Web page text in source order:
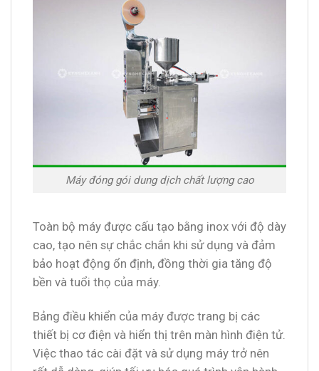
Máy đóng gói dung dịch chất lượng cao
Toàn bộ máy được cấu tạo bằng inox với độ dày
cao, tạo nên sự chắc chắn khi sử dụng và đảm
bảo hoạt động ổn định, đồng thời gia tăng độ
bền và tuổi thọ của máy.
Bảng điều khiển của máy được trang bị các
thiết bị cơ điện và hiển thị trên màn hình điện tử.
Việc thao tác cài đặt và sử dụng máy trở nên